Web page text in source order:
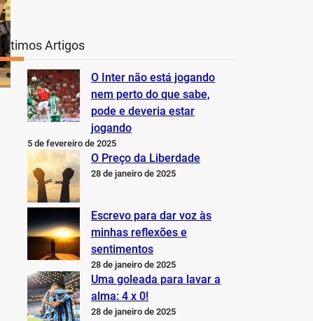
Últimos Artigos
O Inter não está jogando
nem perto do que sabe,
pode e deveria estar
jogando
5 de fevereiro de 2025
O Preço da Liberdade
28 de janeiro de 2025
Escrevo para dar voz às
minhas reflexões e
sentimentos
28 de janeiro de 2025
Uma goleada para lavar a
alma: 4 x 0!
28 de janeiro de 2025